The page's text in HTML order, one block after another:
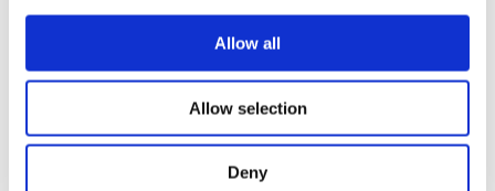
Allow all
Allow selection
Deny
Наша спецпропозиція
Без піджанру